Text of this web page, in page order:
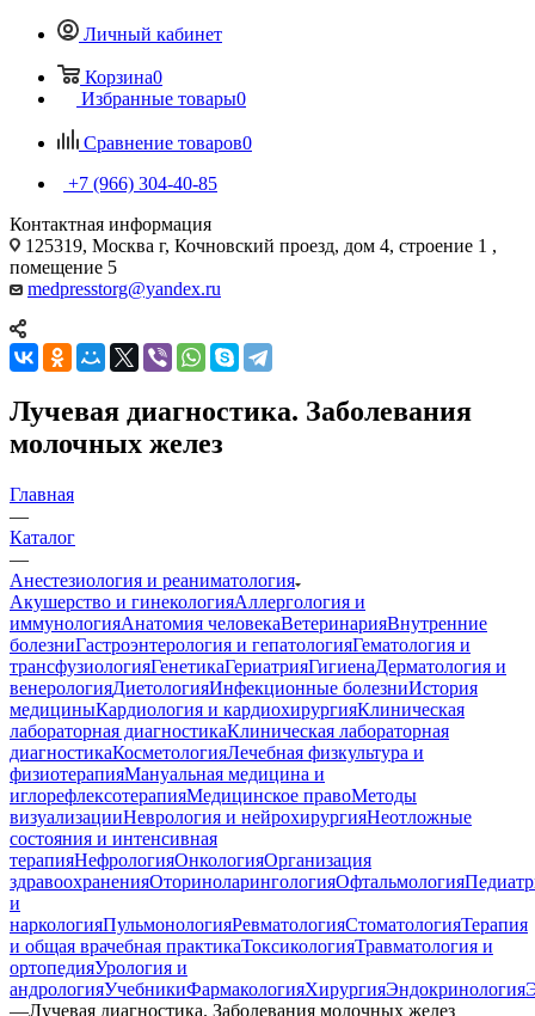
Личный кабинет
Корзина0
Избранные товары0
Сравнение товаров0
+7 (966) 304-40-85
Контактная информация
125319, Москва г, Кочновский проезд, дом 4, строение 1 ,
помещение 5
medpresstorg@yandex.ru
Лучевая диагностика. Заболевания
молочных желез
Главная
—
Каталог
—
Анестезиология и реаниматология
Акушерство и гинекологияАллергология и
иммунологияАнатомия человекаВетеринарияВнутренние
болезниГастроэнтерология и гепатологияГематология и
трансфузиологияГенетикаГериатрияГигиенаДерматология и
венерологияДиетологияИнфекционные болезниИстория
медициныКардиология и кардиохирургияКлиническая
лабораторная диагностикаКлиническая лабораторная
диагностикаКосметологияЛечебная физкультура и
физиотерапияМануальная медицина и
иглорефлексотерапияМедицинское правоМетоды
визуализацииНеврология и нейрохирургияНеотложные
состояния и интенсивная
терапияНефрологияОнкологияОрганизация
здравоохраненияОториноларингологияОфтальмология
и
наркологияПульмонологияРевматологияСтоматологияТерапия
и общая врачебная практикаТоксикологияТравматология и
ортопедияУрология и
андрологияУчебникиФармакологияХирургияЭндокринология
—Лучевая диагностика. Заболевания молочных желез